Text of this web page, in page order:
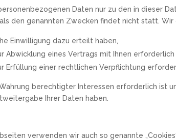
Daten nur zu den in dieser
den genannten Zwecken findet nicht statt.
Einwilligung dazu erteilt haben,
Abwicklung eines Vertrags mit Ihnen erforderlich
Erfüllung einer rechtlichen Verpflichtung
berechtigter Interessen erforderlich ist
Ihrer Daten haben.
verwenden wir auch so genannte